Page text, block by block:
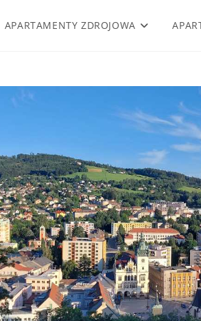
APARTAMENTY ZDROJOWA